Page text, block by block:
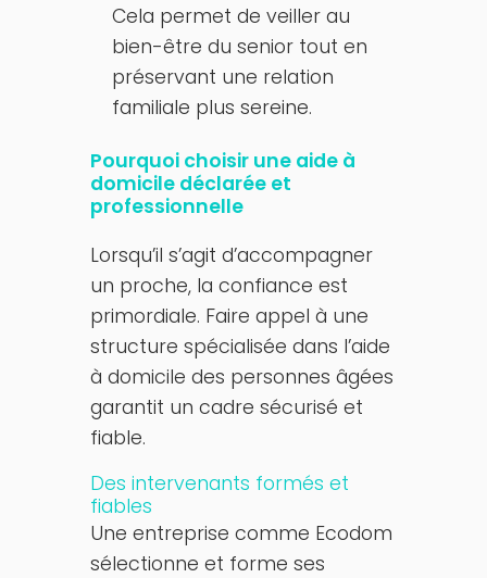
Cela permet de veiller au
bien-être du senior tout en
préservant une relation
familiale plus sereine.
Pourquoi choisir une aide à
domicile déclarée et
professionnelle
Lorsqu’il s’agit d’accompagner
un proche, la confiance est
primordiale. Faire appel à une
structure spécialisée dans l’aide
à domicile des personnes âgées
garantit un cadre sécurisé et
fiable.
Des intervenants formés et
fiables
Une entreprise comme Ecodom
sélectionne et forme ses